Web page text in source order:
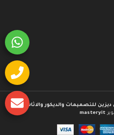
للتصميمات والديكور والاثاث
masteryit